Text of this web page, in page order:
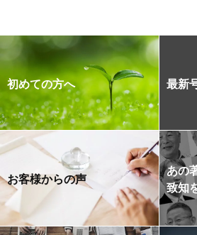
初めての方へ 最新
お客様からの声
あの
致知